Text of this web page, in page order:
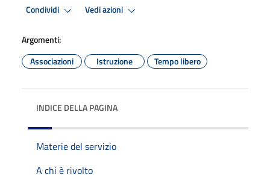
Condividi Vedi azioni
Argomenti:
Associazioni
Istruzione Tempo libero
INDICE DELLA PAGINA
Materie del servizio
A chi è rivolto